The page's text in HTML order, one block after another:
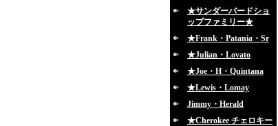
★サンダーバードショ
ップファミリー★
★Frank・Patania・Sr
★Julian・Lovato
★Joe・H・Quintana
★Lewis・Lomay
Jimmy・Herald
★Cherokee チェロキー